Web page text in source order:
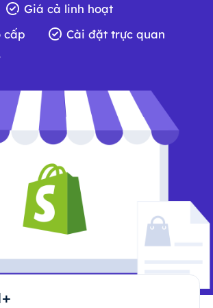
Giá cả linh hoạt
cấp
Cài đặt trực quan